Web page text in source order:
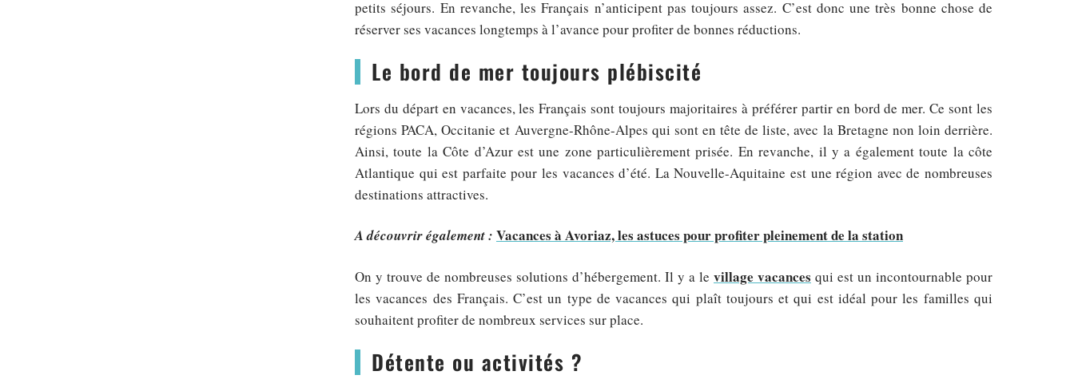
petits séjours. En revanche, les Français n’anticipent pas toujours assez. C’est donc une très bonne chose de
réserver ses vacances longtemps à l’avance pour profiter de bonnes réductions.
Le bord de mer toujours plébiscité
Lors du départ en vacances, les Français sont toujours majoritaires à préférer partir en bord de mer. Ce sont les
régions PACA, Occitanie et Auvergne-Rhône-Alpes qui sont en tête de liste, avec la Bretagne non loin derrière.
Ainsi, toute la Côte d’Azur est une zone particulièrement prisée. En revanche, il y a également toute la côte
Atlantique qui est parfaite pour les vacances d’été. La Nouvelle-Aquitaine est une région avec de nombreuses
destinations attractives.
A découvrir également : Vacances à Avoriaz, les astuces pour profiter pleinement de la station
On y trouve de nombreuses solutions d’hébergement. Il y a le village vacances qui est un incontournable pour
les vacances des Français. C’est un type de vacances qui plaît toujours et qui est idéal pour les familles qui
souhaitent profiter de nombreux services sur place.
Détente ou activités ?